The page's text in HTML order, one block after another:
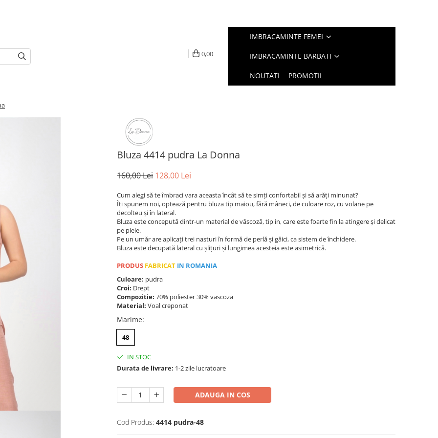
0,00
IMBRACAMINTE FEMEI
IMBRACAMINTE BARBATI
NOUTATI PROMOTII
Bluza 4414 pudra La Donna
160,00 Lei 128,00 Lei
Cum alegi să te îmbraci vara aceasta încât să te simți confortabil și să arăți minunat?
Îți spunem noi, optează pentru bluza tip maiou, fără mâneci, de culoare roz, cu volane pe
decolteu și în lateral.
Bluza este concepută dintr-un material de vâscoză, tip in, care este foarte fin la atingere și delicat
pe piele.
Pe un umăr are aplicați trei nasturi în formă de perlă și găici, ca sistem de închidere.
Bluza este decupată lateral cu șlițuri și lungimea acesteia este asimetrică.
PRODUS FABRICAT IN ROMANIA
Culoare: pudra
Croi: Drept
Compozitie: 70% poliester 30% vascoza
Material: Voal creponat
Marime:
48
IN STOC
Durata de livrare: 1-2 zile lucratoare
ADAUGA IN COS
Cod Produs: 4414 pudra-48